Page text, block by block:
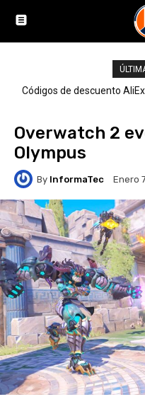
Códigos de descuento
Overwatch 2
Olympus
By InformaTec Enero